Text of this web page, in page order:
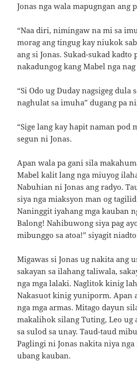
Jonas nga wala mapugngan ang
“Naa diri, nimingaw na mi sa
morag ang tingug kay niukok
ang si Jonas. Sukad-sukad kadto
nakadungog kang Mabel nga
“Si Odo ug Duday nagsigeg dula
naghulat sa imuha” dugang pa
“Sige lang kay hapit naman pod
segun ni Jonas.
Apan wala pa gani sila
Mabel kalit lang nga miuyog
Nabuhian ni Jonas ang radyo.
siya nga miaksyon man og
Naninggit iyahang mga kauban
Balong! Nahibuwong siya pag
mibunggo sa atoa!” siyagit
Migawas si Jonas ug nakita ang
sakayan sa ilahang taliwala,
nga mga lalaki. Naglitok kinig
Nakasuot kinig yuniporm. Apan
nga mga armas. Mitago dayun
makalihok silang Tuting, Leo ug
sa sulod sa unay. Taud-taud
Paglingi ni Jonas nakita niya
ubang kauban.